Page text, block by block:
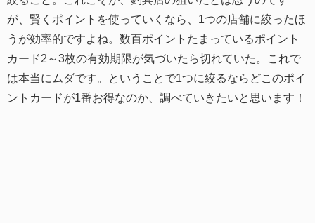
が、賢くポイントを使っていくなら、1つの店舗に絞ったほ
うが効率的ですよね。数百ポイントたまっているポイント
カード2～3枚の有効期限が気づいたら切れていた。これで
は本当にムダです。ということで1つに絞るならどこのポイ
ントカードが1番お得なのか、調べていきたいと思います！